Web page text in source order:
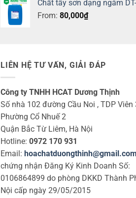
Chất tẩy sơn dạng ngâm
From: 80,000₫
LIÊN HỆ TƯ VẤN, GIẢI ĐÁP
Công ty TNHH HCAT Dương Thịnh
Số nhà 102 đường Cầu Noi , TDP Viên
Phường Cổ Nhuế 2
Quận Bắc Từ Liêm, Hà Nội
Hotline: 0972 170 931
Email: hoachatduongthinh@gmail.com
chứng nhận Đăng Ký Kinh Doanh Số:
0106864899 do phòng DKKD Thành
Nội cấp ngày 29/05/2015